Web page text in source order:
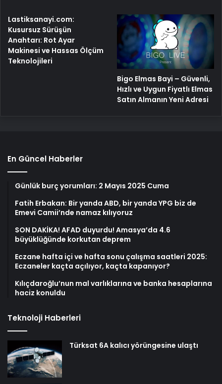
Lastiksanayi.com:
Kusursuz Sürüşün
Anahtarı: Rot Ayar
Makinesi ve Hassas Ölçüm
Teknolojileri
Bigo Elmas Bayi – Güvenli,
Hızlı ve Uygun Fiyatlı Elmas
Satın Almanın Yeni Adresi
En Güncel Haberler
Günlük burç yorumları: 2 Mayıs 2025 Cuma
Fatih Erbakan: Bir yanda ABD, bir yanda YPG biz de
Emevi Camii’nde namaz kılıyoruz
SON DAKİKA! AFAD duyurdu! Amasya’da 4.6
büyüklüğünde korkutan deprem
Eczane hafta içi ve hafta sonu çalışma saatleri 2025:
Eczaneler kaçta açılıyor, kaçta kapanıyor?
Kılıçdaroğlu’nun mal varlıklarına ve banka hesaplarına
haciz konuldu
Teknoloji Haberleri
Türksat 6A kalıcı yörüngesine ulaştı